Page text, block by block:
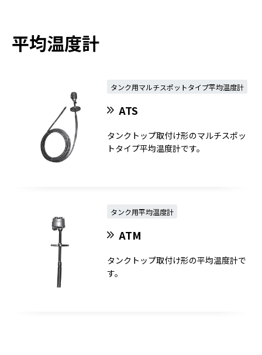
平均温度計
タンク用マルチスポットタイプ平均温度計
ATS
タンクトップ取付け形のマルチスポッ
トタイプ平均温度計です。
タンク用平均温度計
ATM
タンクトップ取付け形の平均温度計で
す。